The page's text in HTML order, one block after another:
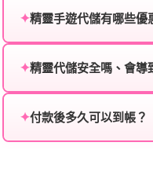
服：
✦精靈手遊代儲有哪些優
我們不定期推出首儲
贈送、大額儲值優惠
✦精靈代儲安全嗎、會導
絕對安全，不會封號
單，不使用外掛程式
✦付款後多久可以到帳？